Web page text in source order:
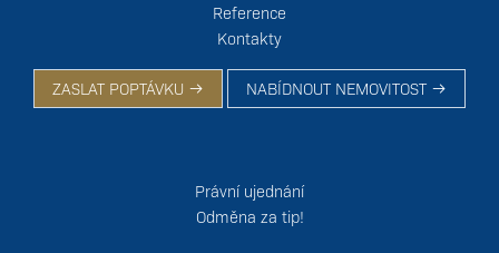
Reference
Kontakty
ZASLAT POPTÁVKU NABÍDNOUT NEMOVITOST
Právní ujednání
Odměna za tip!